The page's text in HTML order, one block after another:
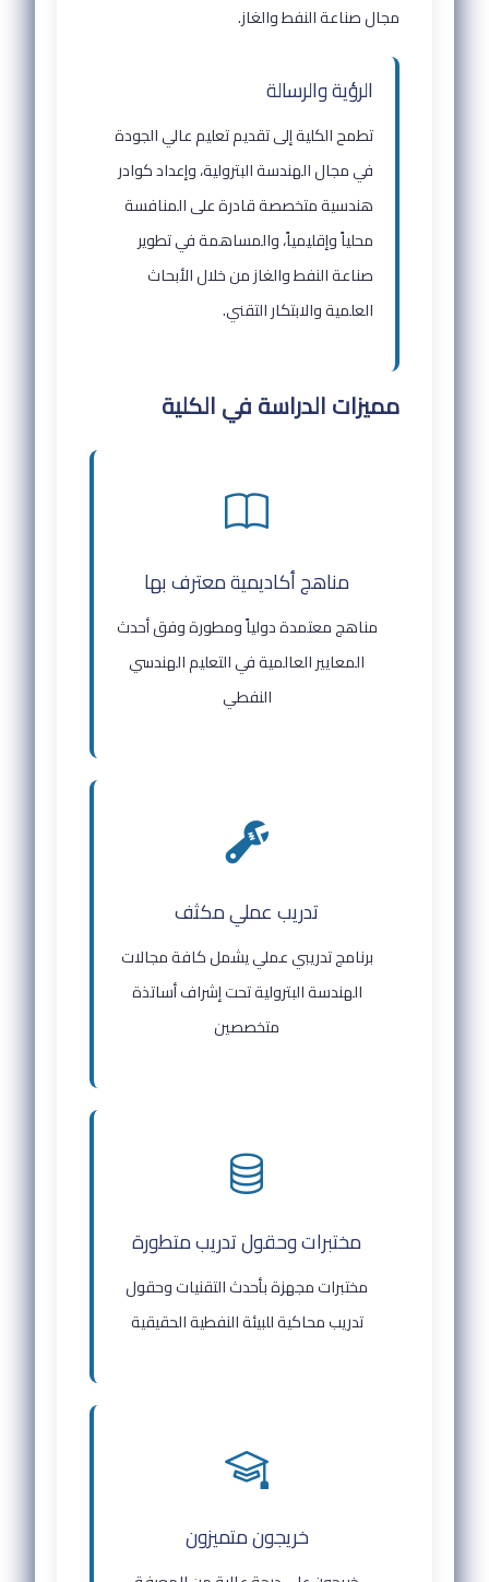
مجال صناعة النفط والغاز.
الرؤية والرسالة
تطمح الكلية إلى تقديم تعليم عالي الجودة
في مجال الهندسة البترولية، وإعداد كوادر
هندسية متخصصة قادرة على المنافسة
محلياً وإقليمياً، والمساهمة في تطوير
صناعة النفط والغاز من خلال الأبحاث
العلمية والابتكار التقني.
مميزات الدراسة في الكلية
مناهج أكاديمية معترف بها
مناهج معتمدة دولياً ومطورة وفق أحدث
المعايير العالمية في التعليم الهندسي
النفطي
تدريب عملي مكثف
برنامج تدريبي عملي يشمل كافة مجالات
الهندسة البترولية تحت إشراف أساتذة
متخصصين
مختبرات وحقول تدريب متطورة
مختبرات مجهزة بأحدث التقنيات وحقول
تدريب محاكية للبيئة النفطية الحقيقية
خريجون متميزون